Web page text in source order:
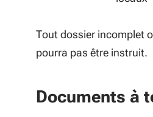
Tout dossier incomplet
pourra pas être instruit.
Documents à